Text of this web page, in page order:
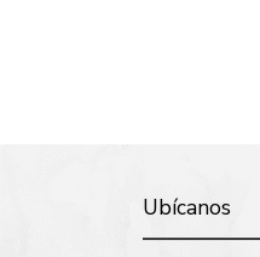
Ubícanos